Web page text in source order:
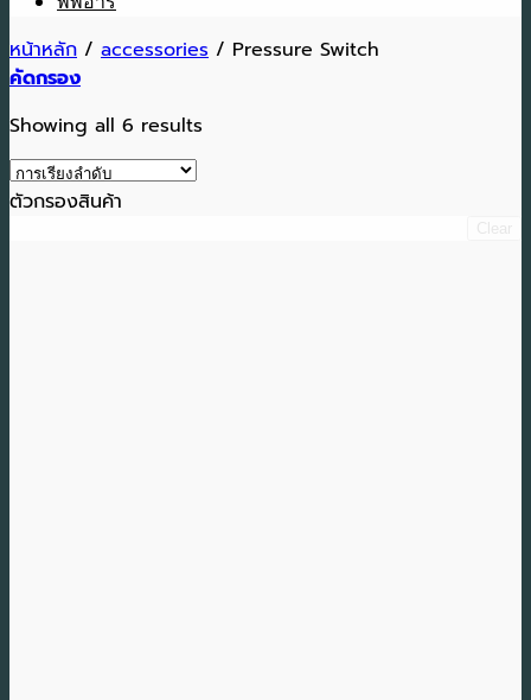
หน้าหลัก / accessories / Pressure Switch
คัดกรอง
Showing all 6 results
ตัวกรองสินค้า